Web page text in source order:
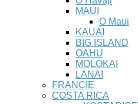
MAUI
O Maui
KAUAI
BIG ISLAND
OAHU
MOLOKAI
LANAI
FRANCIE
COSTA RICA